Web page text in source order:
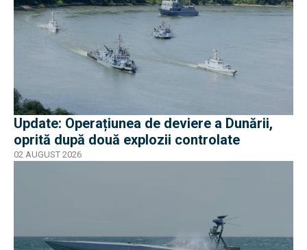
Update: Operațiunea de deviere a Dunării,
oprită după două explozii controlate
02 AUGUST 2026